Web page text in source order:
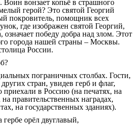
Воин вонзает копьё в страшного
герой? Это святой Георгий
покровитель, помощник всех
где изображен святой Георгий,
победу добра над злом. Этот
города нашей страны – Москвы.
России.
пограничных столбах. Гости,
стран, увидев герб и флаг,
приехали в Россию (на печатях, на
на правительственных наградах,
на государственных зданиях).
орёл двуглавый,